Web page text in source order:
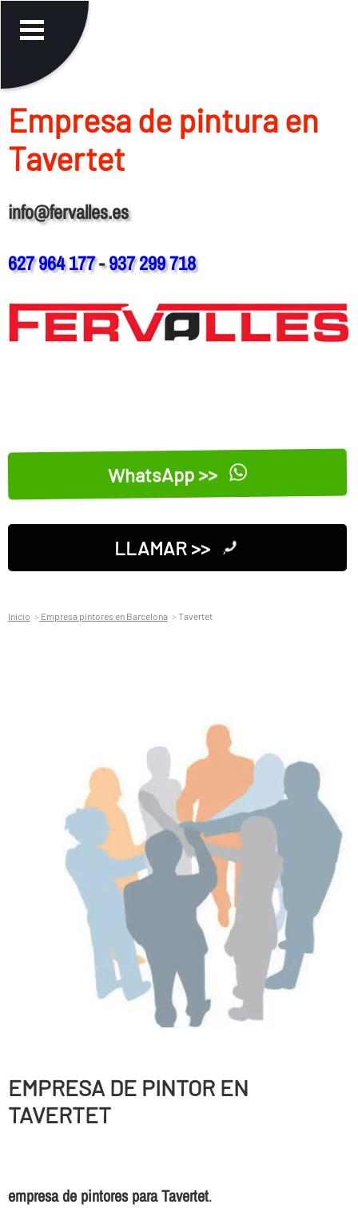
Empresa de pintura en
Tavertet
info@fervalles.es
627 964 177-937 299 718
WhatsApp >>
LLAMAR >>
Inicio Empresa pintores en Barcelona Tavertet
EMPRESA DE PINTOR EN
TAVERTET
empresa de pintores para Tavertet.